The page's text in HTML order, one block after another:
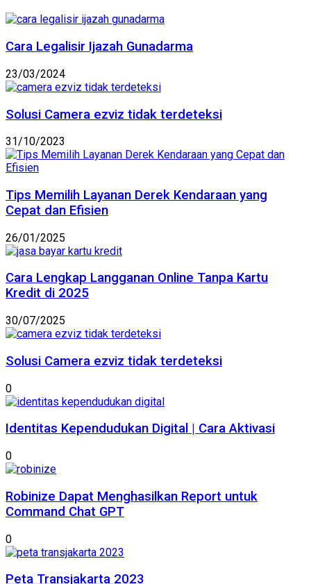
Cara Legalisir Ijazah Gunadarma
23/03/2024
Solusi Camera ezviz tidak terdeteksi
31/10/2023
Tips Memilih Layanan Derek Kendaraan yang
Cepat dan Efisien
26/01/2025
Cara Lengkap Langganan Online Tanpa Kartu
Kredit di 2025
30/07/2025
Solusi Camera ezviz tidak terdeteksi
0
Identitas Kependudukan Digital | Cara Aktivasi
0
Robinize Dapat Menghasilkan Report untuk
Command Chat GPT
0
Peta Transjakarta 2023